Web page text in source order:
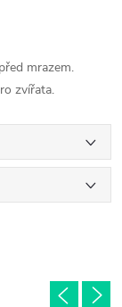
mrazem.
zvířata.